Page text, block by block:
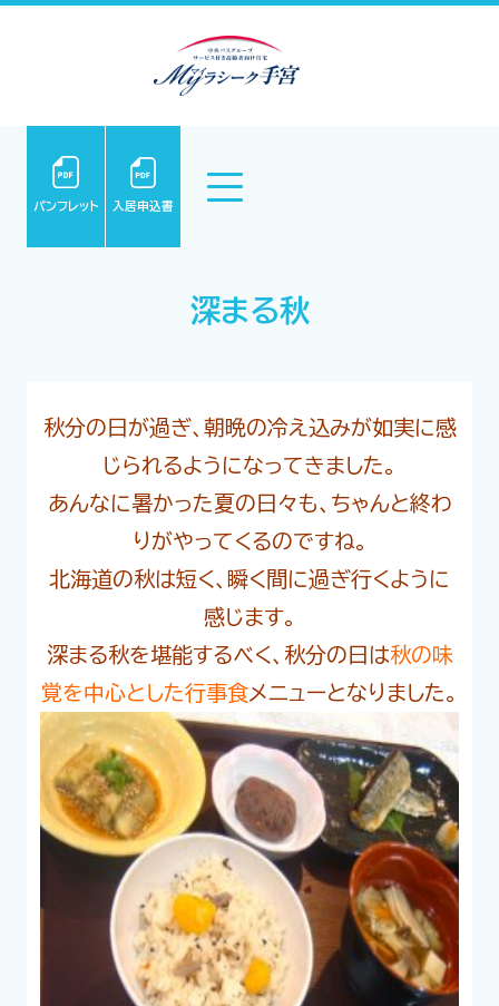
パンフレット 入居申込書
深まる秋
秋分の日が過ぎ、朝晩の冷え込みが如実に感
じられるようになってきました。
あんなに暑かった夏の日々も、ちゃんと終わ
りがやってくるのですね。
北海道の秋は短く、瞬く間に過ぎ行くように
感じます。
深まる秋を堪能するべく、秋分の日は秋の味
覚を中心とした行事食メニューとなりました。